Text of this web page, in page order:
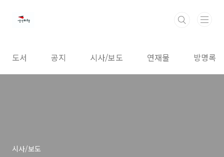
도서 공지 시사/보도 연재물 방명록
시사/보도